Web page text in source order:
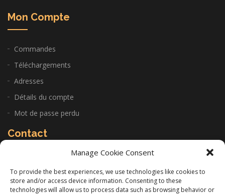
Manage Cookie Consent
To provide the best experiences, we use technologies like cookies to
store and/or access device information. Consenting to these
technologies will allow us to process data such as browsing behavior or
Mon Compte
Commandes
Téléchargements
Adresses
Détails du compte
Mot de passe perdu
Contact
06 11 14 97 26